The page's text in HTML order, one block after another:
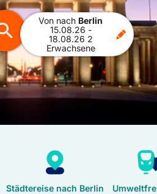
Von nach Berlin
15.08.26 -
18.08.26 2
Erwachsene
Städtereise nach Berlin